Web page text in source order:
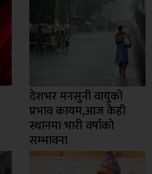
देशभर मनसुनी वायुको
प्रभाव कायम,आज केही
स्थानमा भारी वर्षाको
सम्भावना